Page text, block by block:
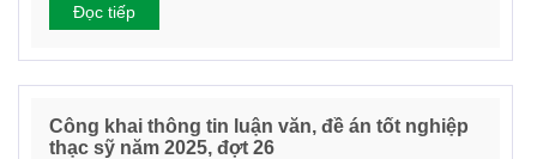
Đọc tiếp
Công khai thông tin luận văn, đề án tốt nghiệp
thạc sỹ năm 2025, đợt 26